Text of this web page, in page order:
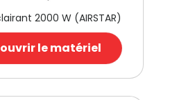
2000 W (AIRSTAR)
le matériel